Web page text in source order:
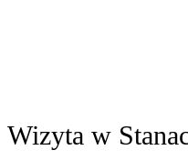
Wizyta w